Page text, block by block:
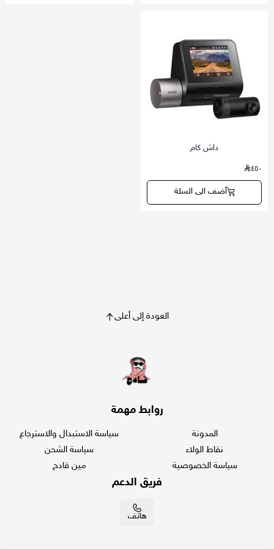
داش كام
٤٥٠
أضف الى السلة
العودة إلى أعلى
روابط مهمة
المدونة
نقاط الولاء
سياسة الخصوصية
سياسة الاستبدال والاسترجاع
سياسة الشحن
مين قادح
فريق الدعم
هاتف